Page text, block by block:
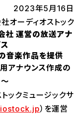
2023年5月16日
オーディオストック
社 運営の放送アナ
楽作品を提供
アナウンス作成の
ックミュージックサ
）を運営